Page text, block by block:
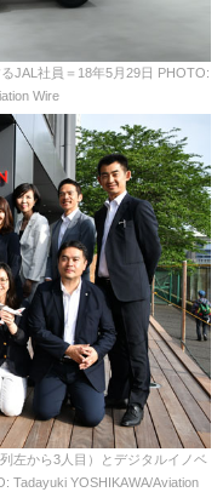
JAL社員＝18年5月29日 PHOTO:
Wire
左から3人目）とデジタルイノベ
Tadayuki YOSHIKAWA/Aviation